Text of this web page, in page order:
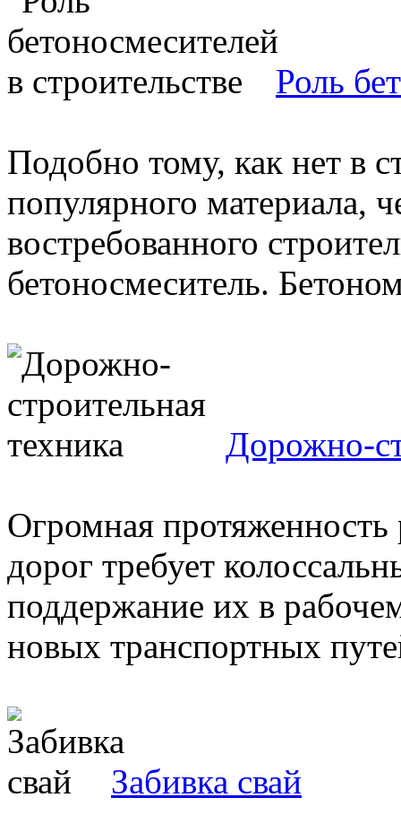
Роль
Подобно тому, как нет в
популярного материала,
востребованного
бетоносмеситель.
Дорожно-
Огромная
дорог требует
поддержание их в
новых транспортных
Забивка свай